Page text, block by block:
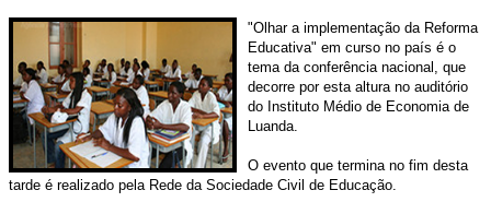
"Olhar a implementação da Reforma
Educativa" em curso no país é o
tema da conferência nacional, que
decorre por esta altura no auditório
do Instituto Médio de Economia de
Luanda.
O evento que termina no fim desta
tarde é realizado pela Rede da Sociedade Civil de Educação.